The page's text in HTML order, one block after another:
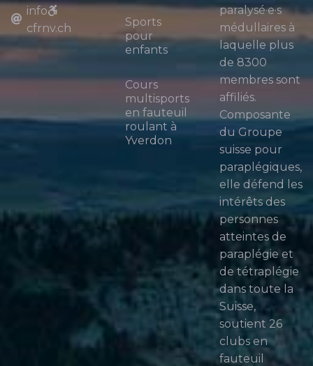
info
cfrnv.ch
Sports
pour
enfants
Cours
multisports
en fauteuil
roulant à
Yverdon
paralysé·e·s
médullaires à
laquelle plus
de 8300
membres sont
affiliés.
Composante
du Groupe
suisse pour
paraplégiques,
elle défend les
intérêts des
personnes
atteintes de
paraplégie et
de tétraplégie
dans toute la
Suisse,
soutient 26
clubs en
fauteuil